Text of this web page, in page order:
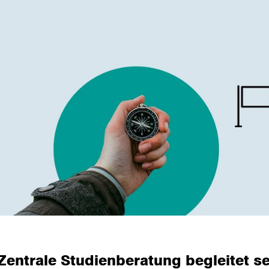
Studienberatung begleitet